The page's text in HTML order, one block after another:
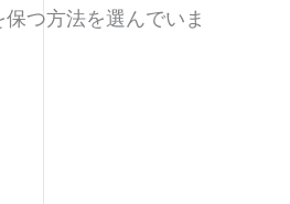
つ方法を選んでいま